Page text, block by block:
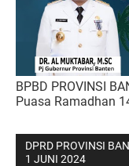
BPBD PROVINSI
Puasa Ramadhan
DPRD PROVINSI
1 JUNI 2024